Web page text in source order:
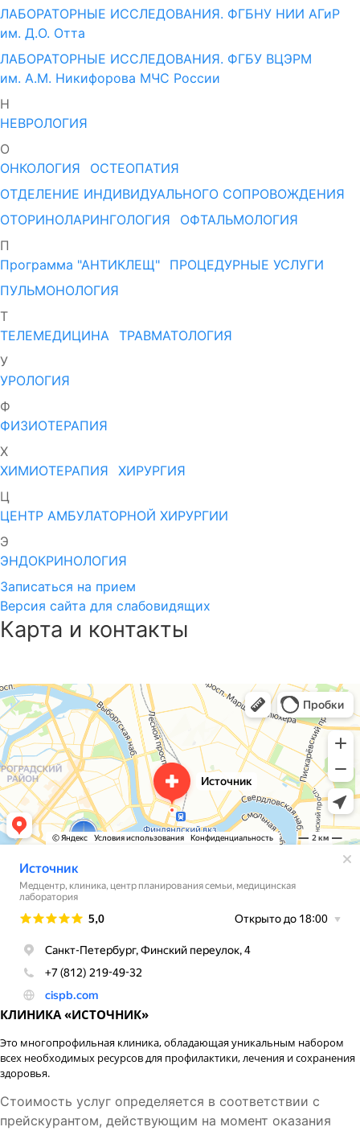
ЛАБОРАТОРНЫЕ ИССЛЕДОВАНИЯ. ФГБНУ НИИ АГиР
им. Д.О. Отта
ЛАБОРАТОРНЫЕ ИССЛЕДОВАНИЯ. ФГБУ ВЦЭРМ
им. А.М. Никифорова МЧС России
Н
НЕВРОЛОГИЯ
О
ОНКОЛОГИЯ
ОСТЕОПАТИЯ
ОТДЕЛЕНИЕ ИНДИВИДУАЛЬНОГО СОПРОВОЖДЕНИЯ
ОТОРИНОЛАРИНГОЛОГИЯ
ОФТАЛЬМОЛОГИЯ
П
Программа "АНТИКЛЕЩ"
ПРОЦЕДУРНЫЕ УСЛУГИ
ПУЛЬМОНОЛОГИЯ
Т
ТЕЛЕМЕДИЦИНА ТРАВМАТОЛОГИЯ
У
УРОЛОГИЯ
Ф
ФИЗИОТЕРАПИЯ
Х
ХИМИОТЕРАПИЯ
ХИРУРГИЯ
Ц
ЦЕНТР АМБУЛАТОРНОЙ ХИРУРГИИ
Э
ЭНДОКРИНОЛОГИЯ
Записаться на прием
Версия сайта для слабовидящих
Карта и контакты
КЛИНИКА «ИСТОЧНИК»
Это многопрофильная клиника, обладающая уникальным набором
всех необходимых ресурсов для профилактики, лечения и сохранения
здоровья.
Стоимость услуг определяется в соответствии с
прейскурантом, действующим на момент оказания